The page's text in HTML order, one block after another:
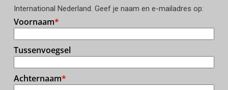
International Nederland. Geef je naam en e-mailadres op: